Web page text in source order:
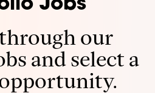
Jobs
our
and select a